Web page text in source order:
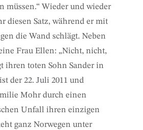
müssen.“ Wieder und wieder
diesen Satz, während er mit
die Wand schlägt. Neben
Frau Ellen: „Nicht, nicht,
ihren toten Sohn Sander in
der 22. Juli 2011 und
Mohr durch einen
Unfall ihren einzigen
ganz Norwegen unter